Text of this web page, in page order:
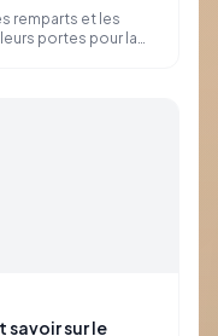
remparts et les
portes pour la
sur le